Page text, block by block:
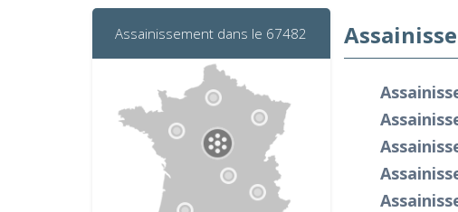
Assainissement dans le 67482